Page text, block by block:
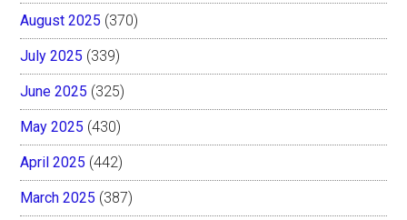
August 2025 (370)
July 2025 (339)
June 2025 (325)
May 2025 (430)
April 2025 (442)
March 2025 (387)